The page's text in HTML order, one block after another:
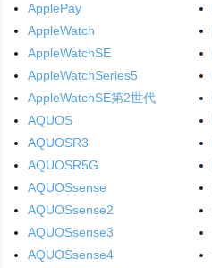
ApplePay
AppleWatch
AppleWatchSE
AppleWatchSeries5
AppleWatchSE第2世代
AQUOS
AQUOSR3
AQUOSR5G
AQUOSsense
AQUOSsense2
AQUOSsense3
AQUOSsense4